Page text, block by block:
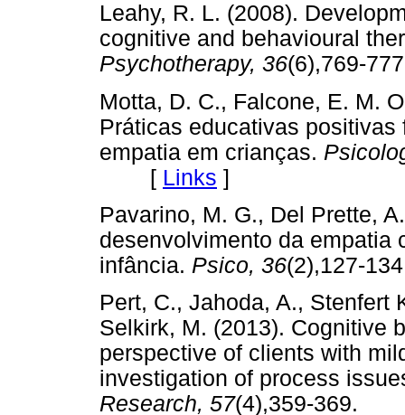
Leahy, R. L. (2008).
cognitive and behavioural
Psychotherapy, 36
Motta, D. C., Falcone, E. M.
Práticas educativas
empatia em crianças.
[ Links ]
Pavarino, M. G., Del Prette,
desenvolvimento da empatia
infância. Psico, 36
Pert, C., Jahoda, A., Stenfert
Selkirk, M. (2013). Cognitive
perspective of clients with
investigation of process
Research, 57(4),359-